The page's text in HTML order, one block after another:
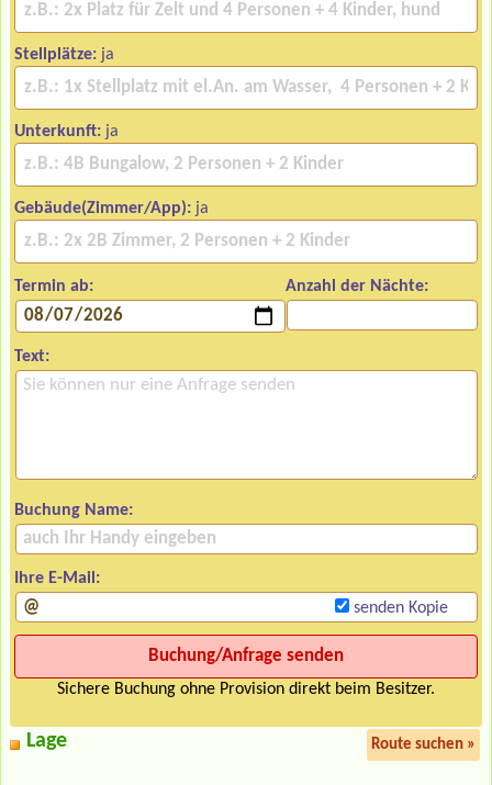
Stellplätze: ja
Unterkunft: ja
Gebäude(Zimmer/App): ja
Termin ab: Anzahl der Nächte:
Text:
Buchung Name:
Ihre E-Mail:
senden Kopie
Sichere Buchung ohne Provision direkt beim Besitzer.
Lage Route suchen »